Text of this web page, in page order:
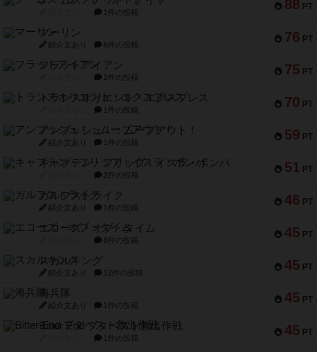
88 PT
1件の投稿
76 PT
マーリン
紹介文あり 6件の投稿
75 PT
フラットアイアン
2件の投稿
70 PT
トランスオリエント・エクスプレス
1件の投稿
59 PT
アンブッシュ！：ムーブアウト！
紹介文あり 1件の投稿
51 PT
キャプテン・フリップ：イスラ・ボンバ
2件の投稿
46 PT
ガルフストライク
紹介文あり 1件の投稿
45 PT
エコーズ・オブ・タイム
8件の投稿
45 PT
スカルキング
紹介文あり 12件の投稿
45 PT
海兵隊
紹介文あり 1件の投稿
45 PT
Bitter End ブタペスト救出作戦
1件の投稿